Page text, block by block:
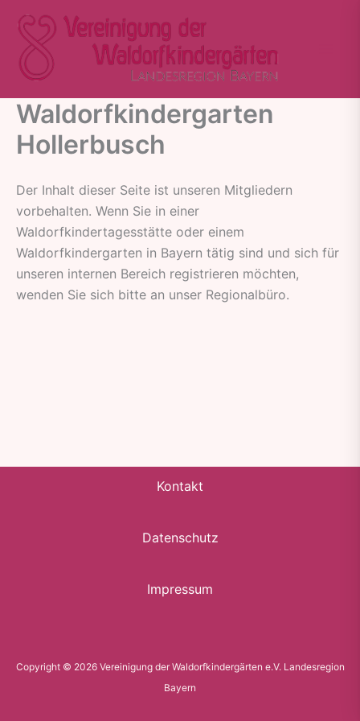
Inhalt
springen
Waldorfkindergarten
Hollerbusch
Der Inhalt dieser Seite ist unseren Mitgliedern
vorbehalten. Wenn Sie in einer
Waldorfkindertagesstätte oder einem
Waldorfkindergarten in Bayern tätig sind und sich für
unseren internen Bereich registrieren möchten,
wenden Sie sich bitte an unser Regionalbüro.
Kontakt
Datenschutz
Impressum
Copyright © 2026 Vereinigung der Waldorfkindergärten e.V. Landesregion
Bayern